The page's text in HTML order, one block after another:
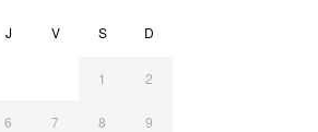
J V S D
1 2
6 7 8 9